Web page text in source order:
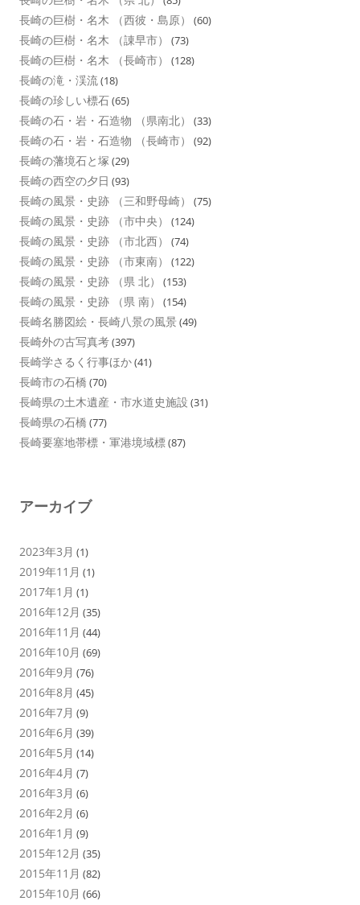
長崎の巨樹・名木 （西彼・島原） (60)
長崎の巨樹・名木 （諌早市） (73)
長崎の巨樹・名木 （長崎市） (128)
長崎の滝・渓流(18)
長崎の珍しい標石(65)
長崎の石・岩・石造物 （県南北） (33)
長崎の石・岩・石造物 （長崎市） (92)
長崎の藩境石と塚 (29)
長崎の西空の夕日 (93)
長崎の風景・史跡 （三和野母崎） (75)
長崎の風景・史跡 （市中央） (124)
長崎の風景・史跡 （市北西） (74)
長崎の風景・史跡 （市東南） (122)
長崎の風景・史跡 （県 北） (153)
長崎の風景・史跡 （県 南） (154)
長崎名勝図絵・長崎八景の風景 (49)
長崎外の古写真考(397)
長崎学さるく行事ほか(41)
長崎市の石橋 (70)
長崎県の土木遺産・市水道史施設 (31)
長崎県の石橋 (77)
長崎要塞地帯標・軍港境域標(87)
アーカイブ
2023年3月 (1)
2019年11月 (1)
2017年1月 (1)
2016年12月 (35)
2016年11月 (44)
2016年10月 (69)
2016年9月 (76)
2016年8月 (45)
2016年7月 (9)
2016年6月 (39)
2016年5月 (14)
2016年4月 (7)
2016年3月 (6)
2016年2月 (6)
2016年1月 (9)
2015年12月 (35)
2015年11月 (82)
2015年10月 (66)